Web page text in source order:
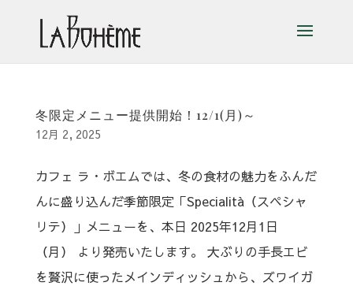
冬限定メニュー提供開始！12/1(月)～
12月 2, 2025
カフェ ラ・ボエムでは、冬の食材の魅力をふんだ
んに盛り込んだ季節限定「Specialità（スペシャ
リテ）」メニューを、本日 2025年12月1日
（月） より発売いたします。 大ぶりの手長エビ
を贅沢に使ったメインディッシュから、ズワイガ